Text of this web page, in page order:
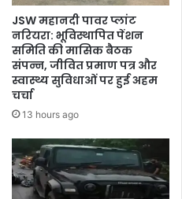
JSW महानदी पावर प्लांट
नरियरा: भूविस्थापित पेंशन
समिति की मासिक बैठक
संपन्न, जीवित प्रमाण पत्र और
स्वास्थ्य सुविधाओं पर हुई अहम
चर्चा
13 hours ago